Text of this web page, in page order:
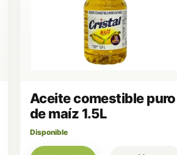
Aceite comestible puro
de maíz 1.5L
Disponible